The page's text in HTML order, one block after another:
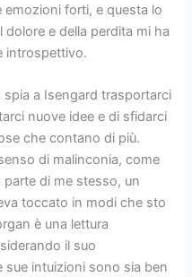
forti, e questa lo
e della perdita mi ha
introspettivo.
spia a Isengard trasportarci
nuove idee e di sfidarci
che contano di più.
di malinconia, come
di me stesso, un
toccato in modi che sto
è una lettura
il suo
intuizioni sono sia ben